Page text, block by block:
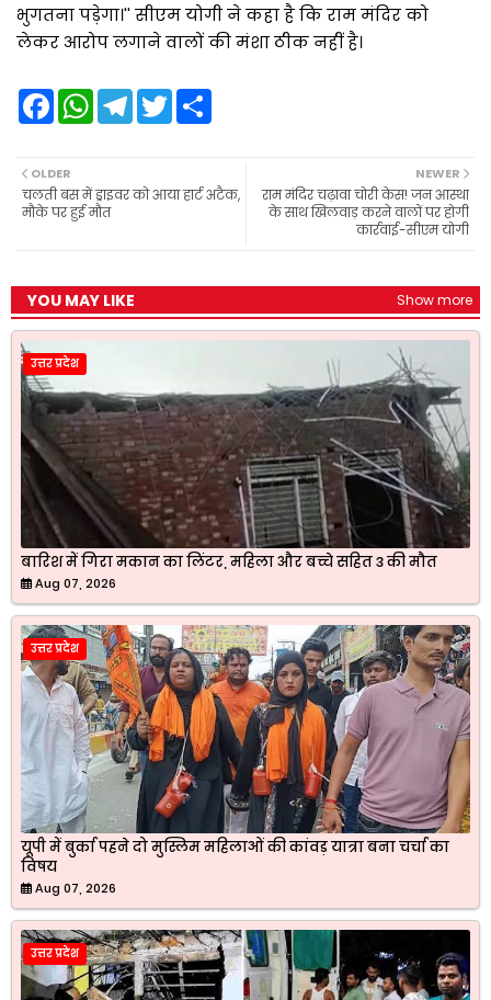
भुगतना पड़ेगा।'' सीएम योगी ने कहा है कि राम मंदिर को
लेकर आरोप लगाने वालों की मंशा ठीक नहीं है।
F
a
b
o
o
k
W
A
p
p
T
e
r
a
T
w
e
r
NEWER
राम मंदिर चढ़ावा चोरी केस! जन आस्था
के साथ खिलवाड़ करने वालों पर होगी
कार्रवाई-सीएम योगी
OLDER
चलती बस में ड्राइवर को आया हार्ट अटैक,
मौके पर हुई मौत
YOU MAY LIKE Show more
उत्तर प्रदेश
बारिश में गिरा मकान का लिंटर, महिला और बच्चे सहित 3 की मौत
Aug 07, 2026
उत्तर प्रदेश
यूपी में बुर्का पहने दो मुस्लिम महिलाओं की कांवड़ यात्रा बना चर्चा का
विषय
Aug 07, 2026
उत्तर प्रदेश